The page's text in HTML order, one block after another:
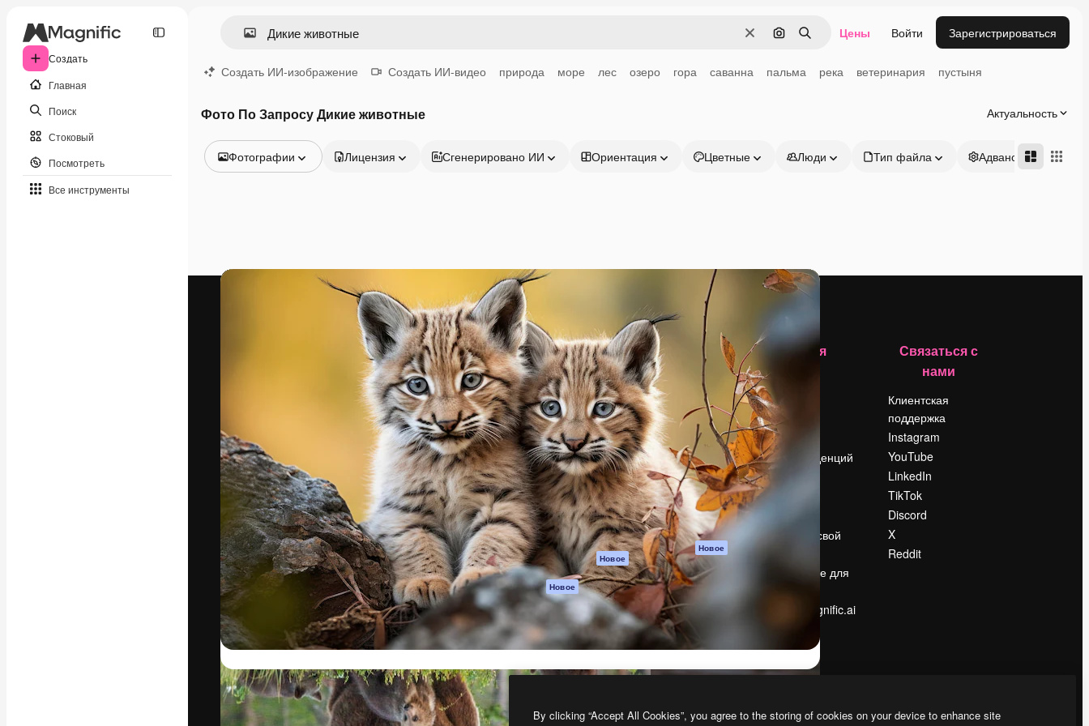
Создать
Главная
Поиск
Стоковый
Посмотреть
Все инструменты
ОчиститьПоиск по изображению
Поиск Цены Войти Зарегистрироваться
Создать ИИ-изображение Создать ИИ-видео природа море лес озеро гора саванна пальма река ветеринария пустыня
Фото По Запросу Дикие животные Актуальность
Фотографии
Видео
Лицензия Сгенерировано ИИ Ориентация Цветные Люди Тип файла Адвансд
Креативная платформа для создания
ваших лучших работ. Более 1 миллиона
подписчиков среди креаторов,
предприятий, агентств и студий.
Продукция
Spaces
ИИ-помощник
Генератор
изображений ИИ
Генератор видео
ИИ
Генератор голоса
на основе ИИ
Стоковый контент
MCP для
Claude/ChatGPT
Новое
Агенты Новое
API
Мобильное
приложение
Magnific
Начать
Academy
Документация по
Пакету ИИ
Служба
поддержки
Условия и
положения
Политика
конфиденциальности
Оригиналы Новое
Политика файлов
cookie
Центр доверия
Партнеры
Предприятие
Компания
Цены
О нас
Reviews
Вакансии
Поиск тенденций
Блог
События
Slidesgo
Продайте свой
контент
Помещение для
Ищете magnific.ai
Связаться с
нами
Клиентская
поддержка
Instagram
YouTube
LinkedIn
TikTok
Discord
X
Reddit
By clicking “Accept All Cookies”, you agree to the storing of cookies on your device to enhance site